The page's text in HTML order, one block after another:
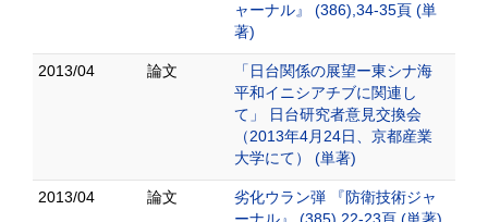
ャーナル』 (386),34-35頁 (単
著)
2013/04 論文
「日台関係の展望ー東シナ海
平和イニシアチブに関連し
て」 日台研究者意見交換会
（2013年4月24日、京都産業
大学にて） (単著)
2013/04 論文
劣化ウラン弾 『防衛技術ジャ